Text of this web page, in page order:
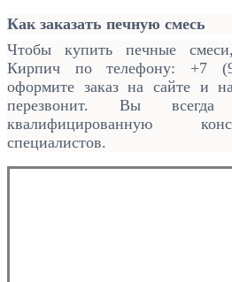
Как заказать печную смесь
Чтобы купить печные
Кирпич по телефону: +7
оформите заказ на сайте и
перезвонит. Вы всегда
квалифицированную
специалистов.